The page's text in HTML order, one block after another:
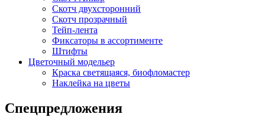
Скотч двухсторонний
Скотч прозрачный
Тейп-лента
Фиксаторы в ассортименте
Штифты
Цветочный модельер
Краска светящаяся, биофломастер
Наклейка на цветы
Спецпредложения